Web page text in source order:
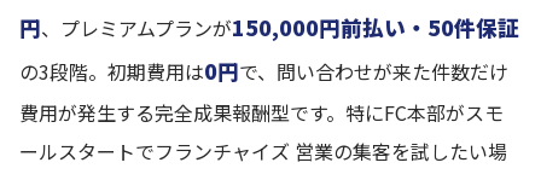
円、プレミアムプランが150,000円前払い・50件保証
の3段階。初期費用は0円で、問い合わせが来た件数だけ
費用が発生する完全成果報酬型です。特にFC本部がスモ
ールスタートでフランチャイズ 営業の集客を試したい場